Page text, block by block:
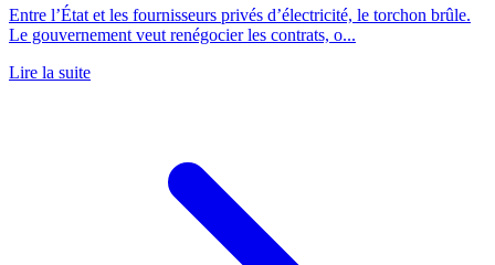
Entre l’État et les fournisseurs privés d’électricité, le torchon brûle.
Le gouvernement veut renégocier les contrats, o...
Lire la suite